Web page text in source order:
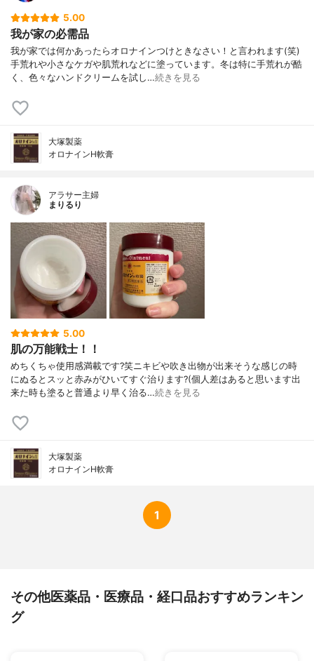
5.00
我が家の必需品
我が家では何かあったらオロナインつけときなさい！と言われます(笑)
手荒れや小さなケガや肌荒れなどに塗っています。冬は特に手荒れが酷
く、色々なハンドクリームを試し…続きを見る
大塚製薬
オロナインH軟膏
アラサー主婦
まりるり
5.00
肌の万能戦士！！
めちくちゃ使用感満載です?笑ニキビや吹き出物が出来そうな感じの時
にぬるとスッと赤みがひいてすぐ治ります?(個人差はあると思います出
来た時も塗ると普通より早く治る…続きを見る
大塚製薬
オロナインH軟膏
1
その他医薬品・医療品・経口品おすすめランキン
グ